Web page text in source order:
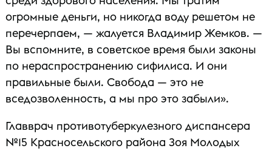
огромные деньги, но никогда воду решетом не
перечерпаем, — жалуется Владимир Жемков. —
Вы вспомните, в советское время были законы
по нераспространению сифилиса. И они
правильные были. Свобода — это не
вседозволенность, а мы про это забыли».
Главврач противотуберкулезного диспансера
№15 Красносельского района Зоя Молодых